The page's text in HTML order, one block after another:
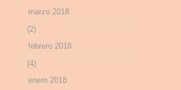
marzo 2018
(2)
febrero 2018
(4)
enero 2018